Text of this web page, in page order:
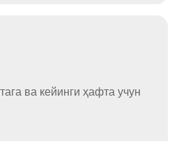
ва кейинги ҳафта учун